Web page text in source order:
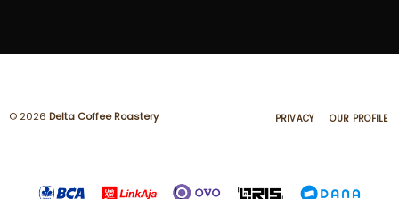
© 2026 Delta Coffee Roastery PRIVACY OUR PROFILE